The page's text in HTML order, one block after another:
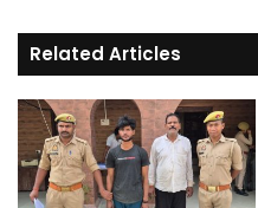
का
जन्मदिन
Related Articles